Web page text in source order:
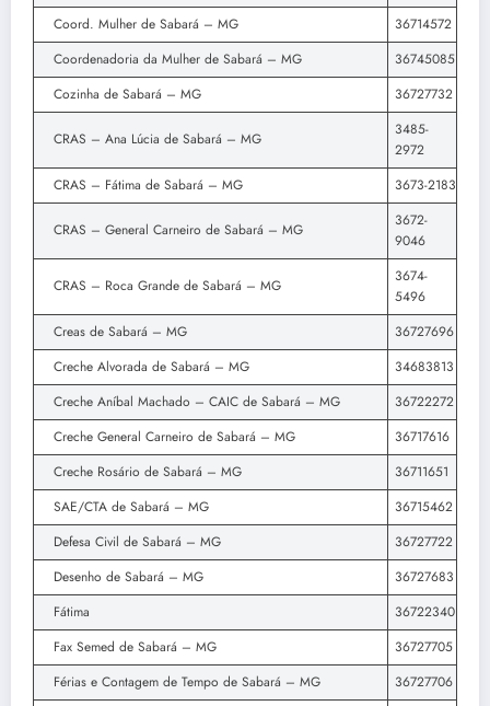
Coord. Mulher de Sabará – MG
36714572
Coordenadoria da Mulher de Sabará – MG
36745085
Cozinha de Sabará – MG
36727732
CRAS – Ana Lúcia de Sabará – MG
3485-
2972
CRAS – Fátima de Sabará – MG
3673-2183
CRAS – General Carneiro de Sabará – MG
3672-
9046
CRAS – Roca Grande de Sabará – MG
3674-
5496
Creas de Sabará – MG
36727696
Creche Alvorada de Sabará – MG
34683813
Creche Aníbal Machado – CAIC de Sabará – MG
36722272
Creche General Carneiro de Sabará – MG
36717616
Creche Rosário de Sabará – MG
36711651
SAE/CTA de Sabará – MG
36715462
Defesa Civil de Sabará – MG
36727722
Desenho de Sabará – MG
36727683
Fátima
36722340
Fax Semed de Sabará – MG
36727705
Férias e Contagem de Tempo de Sabará – MG
36727706